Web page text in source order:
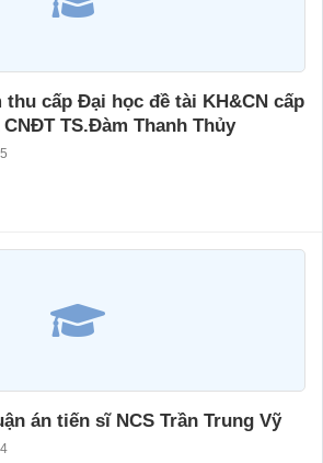
cấp Đại học đề tài KH&CN cấp
TS.Đàm Thanh Thủy
án tiến sĩ NCS Trần Trung Vỹ